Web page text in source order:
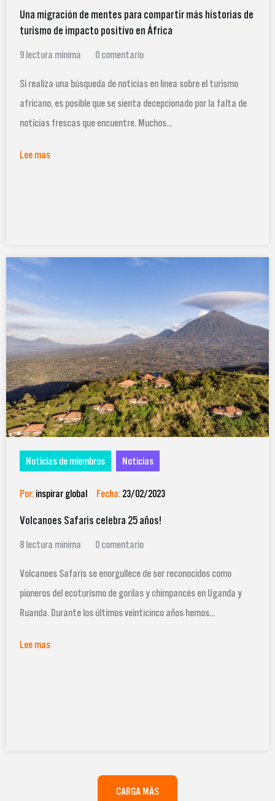
Una migración de mentes para compartir más historias de
turismo de impacto positivo en África
9 lectura mínima 0 comentario
Si realiza una búsqueda de noticias en línea sobre el turismo
africano, es posible que se sienta decepcionado por la falta de
noticias frescas que encuentre. Muchos...
Lee mas
Noticias de miembros Noticias
Por: inspirar global Fecha: 23/02/2023
Volcanoes Safaris celebra 25 años!
8 lectura mínima 0 comentario
Volcanoes Safaris se enorgullece de ser reconocidos como
pioneros del ecoturismo de gorilas y chimpancés en Uganda y
Ruanda. Durante los últimos veinticinco años hemos...
Lee mas
CARGA MÁS